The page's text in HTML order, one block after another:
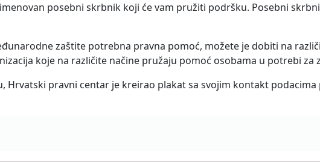
posebni skrbnik koji će vam pružiti podršku. Posebni
zaštite potrebna pravna pomoć, možete je dobiti na
koje na različite načine pružaju pomoć osobama u potrebi za
Hrvatski pravni centar je kreirao plakat sa svojim kontakt